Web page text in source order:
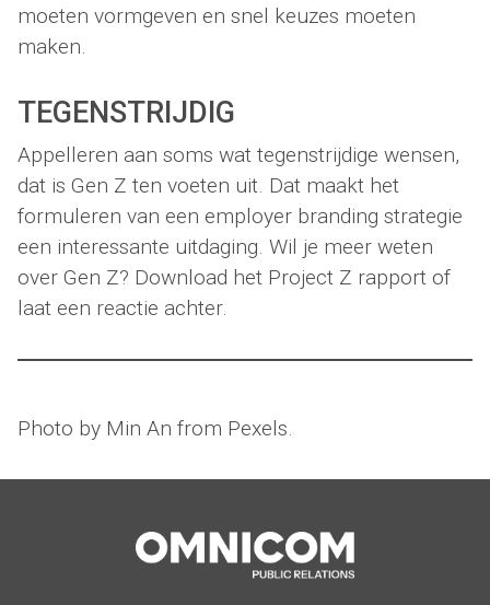
moeten vormgeven en snel keuzes moeten
maken.
TEGENSTRIJDIG
Appelleren aan soms wat tegenstrijdige wensen,
dat is Gen Z ten voeten uit. Dat maakt het
formuleren van een employer branding strategie
een interessante uitdaging. Wil je meer weten
over Gen Z? Download het Project Z rapport of
laat een reactie achter.
Photo by Min An from Pexels.